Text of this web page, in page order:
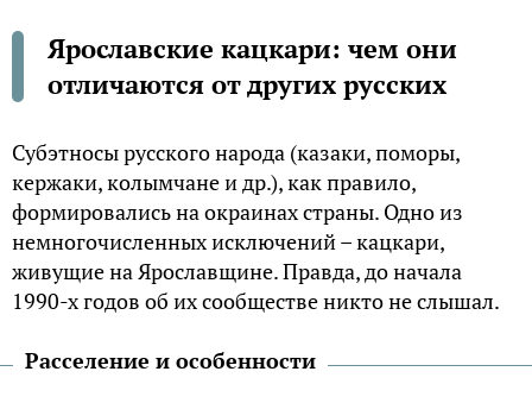
Ярославские кацкари: чем они
отличаются от других русских
Субэтносы русского народа (казаки, поморы,
кержаки, колымчане и др.), как правило,
формировались на окраинах страны. Одно из
немногочисленных исключений – кацкари,
живущие на Ярославщине. Правда, до начала
1990-х годов об их сообществе никто не слышал.
Расселение и особенности